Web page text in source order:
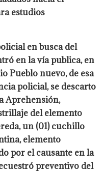
estudios
en busca del
en la vía publica, en
Pueblo nuevo, de esa
policial, se descarto
Aprehensión,
del elemento
un (01) cuchillo
elemento
por el causante en la
preventivo del